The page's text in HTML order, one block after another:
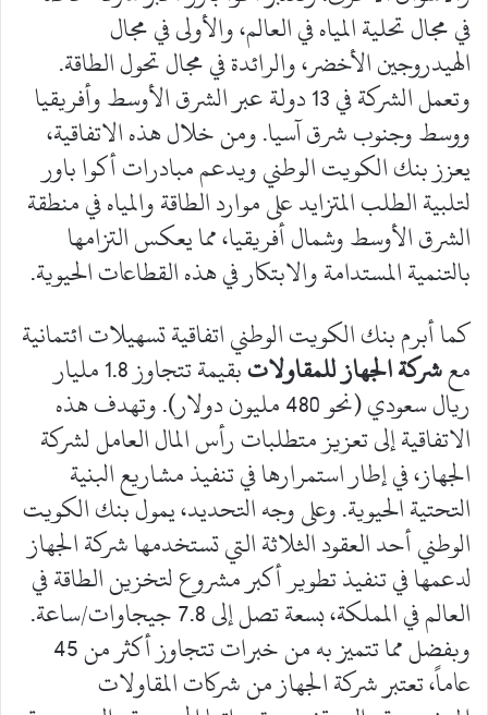
في مجال تحلية المياه في العالم، والأولى في مجال
الهيدروجين الأخضر، والرائدة في مجال تحول الطاقة.
وتعمل الشركة في 13 دولة عبر الشرق الأوسط وأفريقيا
ووسط وجنوب شرق آسيا. ومن خلال هذه الاتفاقية،
يعزز بنك الكويت الوطني ويدعم مبادرات أكوا باور
لتلبية الطلب المتزايد على موارد الطاقة والمياه في منطقة
الشرق الأوسط وشمال أفريقيا، مما يعكس التزامها
بالتنمية المستدامة والابتكار في هذه القطاعات الحيوية.
كما أبرم بنك الكويت الوطني اتفاقية تسهيلات ائتمانية
معشركة الجهاز للمقاولات بقيمة تتجاوز 1.8 مليار
ريال سعودي (نحو 480 مليون دولار). وتهدف هذه
الاتفاقية إلى تعزيز متطلبات رأس المال العامل لشركة
الجهاز، في إطار استمرارها في تنفيذ مشاريع البنية
التحتية الحيوية. وعلى وجه التحديد، يمول بنك الكويت
الوطني أحد العقود الثلاثة التي تستخدمها شركة الجهاز
لدعمها في تنفيذ تطوير أكبر مشروع لتخزين الطاقة في
العالم في المملكة، بسعة تصل إلى 7.8 جيجاوات/ساعة.
وبفضل مما تتميز به من خبرات تتجاوز أكثر من 45
عاماً، تعتبر شركة الجهاز من شركات المقاولات